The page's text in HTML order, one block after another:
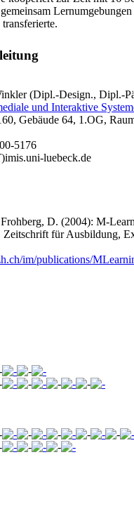
(Dipl.-Design., Dipl.-
und Interaktive
Gebäude 64, 1.OG,
5176
luebeck.de
D. (2004): M-
Zeitschrift für Ausbildung,
im/publications/